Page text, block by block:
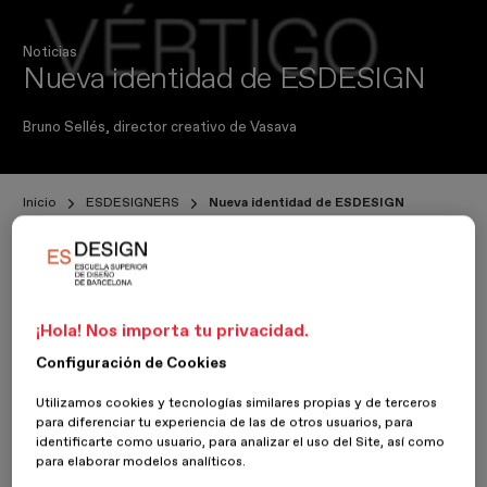
Noticias
Nueva identidad de ESDESIGN
Bruno Sellés, director creativo de Vasava
Inicio ESDESIGNERS Nueva identidad de ESDESIGN
Comunicación
Del 2 al 5 de marzo tuvo lugar la primera edición del FES
ESDESIGN, el festival de diseño organizado por ESDESIGN.
Durante 4 días, profesionales, expertos, y aficionados al mundo
¡Hola! Nos importa tu privacidad.
Configuración de Cookies
Utilizamos cookies y tecnologías similares propias y de terceros
para diferenciar tu experiencia de las de otros usuarios, para
identificarte como usuario, para analizar el uso del Site, así como
para elaborar modelos analíticos.